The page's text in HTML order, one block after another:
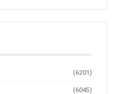
(6201)
(6045)